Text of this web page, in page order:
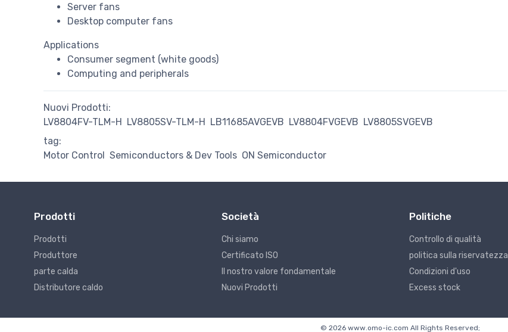
Server fans
Desktop computer fans
Applications
Consumer segment (white goods)
Computing and peripherals
Nuovi Prodotti:
LV8804FV-TLM-H LV8805SV-TLM-H LB11685AVGEVB LV8804FVGEVB LV8805SVGEVB
tag:
Motor Control Semiconductors & Dev Tools ON Semiconductor
Prodotti
Prodotti
Produttore
parte calda
Distributore caldo
Società
Chi siamo
Certificato ISO
Il nostro valore fondamentale
Nuovi Prodotti
Politiche
Controllo di qualità
politica sulla riservatezza
Condizioni d'uso
Excess stock
© 2026 www.omo-ic.com All Rights Reserved;